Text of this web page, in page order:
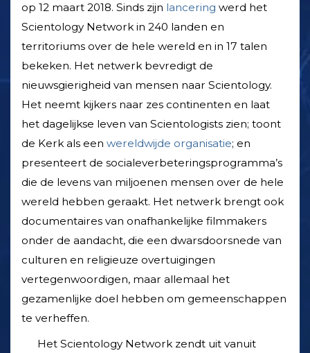
op 12 maart 2018. Sinds zijn lancering werd het
Scientology Network in 240 landen en
territoriums over de hele wereld en in 17 talen
bekeken. Het netwerk bevredigt de
nieuwsgierigheid van mensen naar Scientology.
Het neemt kijkers naar zes continenten en laat
het dagelijkse leven van Scientologists zien; toont
de Kerk als een wereldwijde organisatie; en
presenteert de sociale­verbeterings­programma’s
die de levens van miljoenen mensen over de hele
wereld hebben geraakt. Het netwerk brengt ook
documentaires van onafhankelijke filmmakers
onder de aandacht, die een dwarsdoorsnede van
culturen en religieuze overtuigingen
vertegenwoordigen, maar allemaal het
gezamenlijke doel hebben om gemeenschappen
te verheffen.
Het Scientology Network zendt uit vanuit